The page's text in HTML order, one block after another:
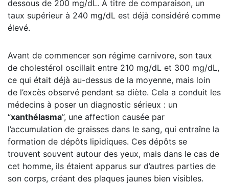
dessous de 200 mg/dL. À titre de comparaison, un
taux supérieur à 240 mg/dL est déjà considéré comme
élevé.
Avant de commencer son régime carnivore, son taux
de cholestérol oscillait entre 210 mg/dL et 300 mg/dL,
ce qui était déjà au-dessus de la moyenne, mais loin
de l’excès observé pendant sa diète. Cela a conduit les
médecins à poser un diagnostic sérieux : un
‘’xanthélasma’’, une affection causée par
l’accumulation de graisses dans le sang, qui entraîne la
formation de dépôts lipidiques. Ces dépôts se
trouvent souvent autour des yeux, mais dans le cas de
cet homme, ils étaient apparus sur d’autres parties de
son corps, créant des plaques jaunes bien visibles.